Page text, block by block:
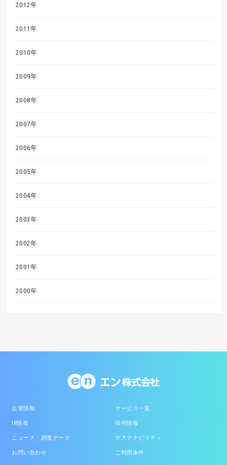
2012年
2011年
2010年
2009年
2008年
2007年
2006年
2005年
2004年
2003年
2002年
2001年
2000年
企業情報 サービス一覧
IR情報 採用情報
ニュース・調査データ サステナビリティ
お問い合わせ ご利用条件